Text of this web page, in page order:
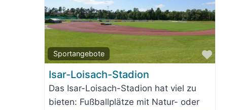
Sportangebote
Favorit
Isar-Loisach-Stadion
Das Isar-Loisach-Stadion hat viel zu
bieten: Fußballplätze mit Natur- oder